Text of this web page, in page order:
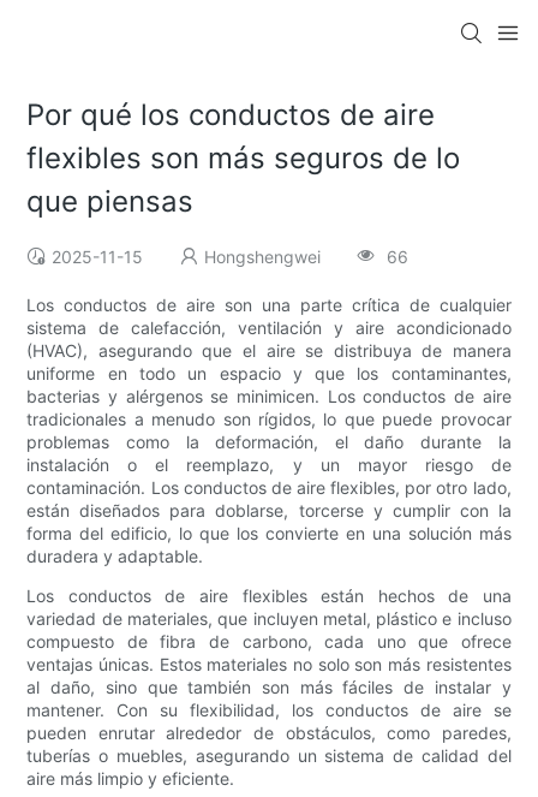
Por qué los conductos de aire
flexibles son más seguros de lo
que piensas
2025-11-15 Hongshengwei 66
Los conductos de aire son una parte crítica de cualquier
sistema de calefacción, ventilación y aire acondicionado
(HVAC), asegurando que el aire se distribuya de manera
uniforme en todo un espacio y que los contaminantes,
bacterias y alérgenos se minimicen. Los conductos de aire
tradicionales a menudo son rígidos, lo que puede provocar
problemas como la deformación, el daño durante la
instalación o el reemplazo, y un mayor riesgo de
contaminación. Los conductos de aire flexibles, por otro lado,
están diseñados para doblarse, torcerse y cumplir con la
forma del edificio, lo que los convierte en una solución más
duradera y adaptable.
Los conductos de aire flexibles están hechos de una
variedad de materiales, que incluyen metal, plástico e incluso
compuesto de fibra de carbono, cada uno que ofrece
ventajas únicas. Estos materiales no solo son más resistentes
al daño, sino que también son más fáciles de instalar y
mantener. Con su flexibilidad, los conductos de aire se
pueden enrutar alrededor de obstáculos, como paredes,
tuberías o muebles, asegurando un sistema de calidad del
aire más limpio y eficiente.